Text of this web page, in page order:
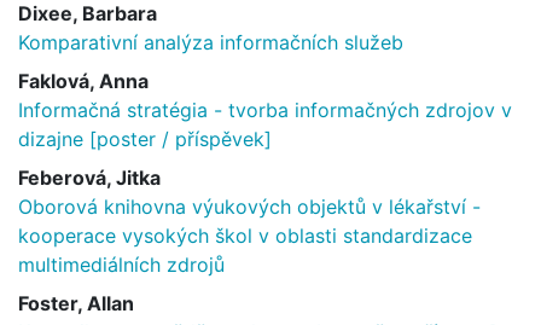
Dixee, Barbara
Komparativní analýza informačních služeb
Faklová, Anna
Informačná stratégia - tvorba informačných zdrojov v
dizajne [poster / příspěvek]
Feberová, Jitka
Oborová knihovna výukových objektů v lékařství -
kooperace vysokých škol v oblasti standardizace
multimediálních zdrojů
Foster, Allan